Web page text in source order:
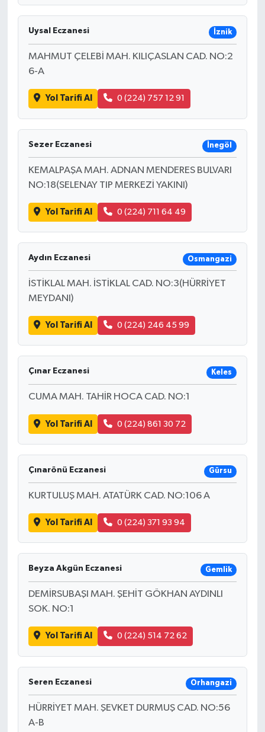
Uysal Eczanesi İznik
MAHMUT ÇELEBİ MAH. KILIÇASLAN CAD. NO:2
6-A
Yol Tarifi Al 0 (224) 757 12 91
Sezer Eczanesi İnegöl
KEMALPAŞA MAH. ADNAN MENDERES BULVARI
NO:18(SELENAY TIP MERKEZİ YAKINI)
Yol Tarifi Al 0 (224) 711 64 49
Aydın Eczanesi Osmangazi
İSTİKLAL MAH. İSTİKLAL CAD. NO:3(HÜRRİYET
MEYDANI)
Yol Tarifi Al 0 (224) 246 45 99
Çınar Eczanesi Keles
CUMA MAH. TAHİR HOCA CAD. NO:1
Yol Tarifi Al 0 (224) 861 30 72
Çınarönü Eczanesi Gürsu
KURTULUŞ MAH. ATATÜRK CAD. NO:106 A
Yol Tarifi Al 0 (224) 371 93 94
Beyza Akgün Eczanesi Gemlik
DEMİRSUBAŞI MAH. ŞEHİT GÖKHAN AYDINLI
SOK. NO:1
Yol Tarifi Al 0 (224) 514 72 62
Seren Eczanesi Orhangazi
HÜRRİYET MAH. ŞEVKET DURMUŞ CAD. NO:56
A-B